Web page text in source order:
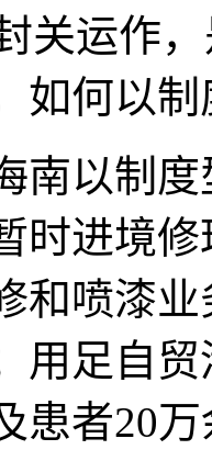
关运作
如何以
以制度
时进境
和喷漆
用足自
患者20